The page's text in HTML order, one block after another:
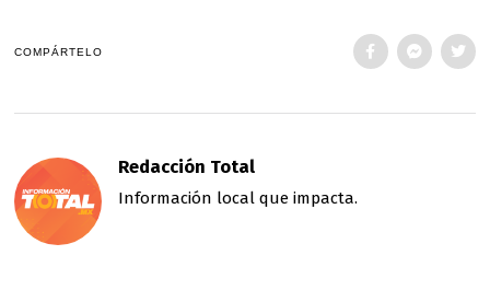
COMPÁRTELO
Redacción Total
Información local que impacta.